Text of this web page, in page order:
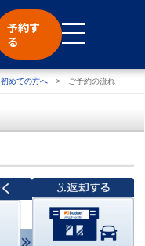
予約す
る
初めての方へ ご予約の流れ